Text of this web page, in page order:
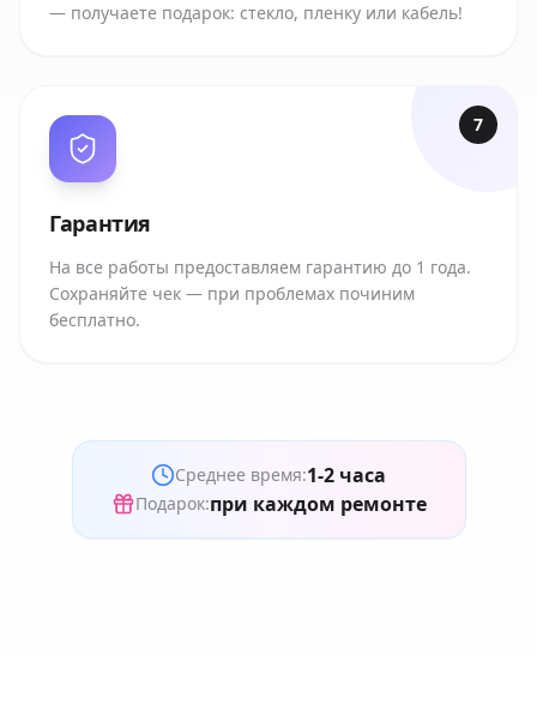
— получаете подарок: стекло, пленку или кабель!
7
Гарантия
На все работы предоставляем гарантию до 1 года.
Сохраняйте чек — при проблемах починим
бесплатно.
Среднее время:1-2 часа
Подарок:при каждом ремонте